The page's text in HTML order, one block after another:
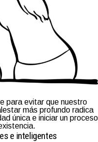
para evitar que nuestro
más profundo radica
única e iniciar un proceso
e inteligentes